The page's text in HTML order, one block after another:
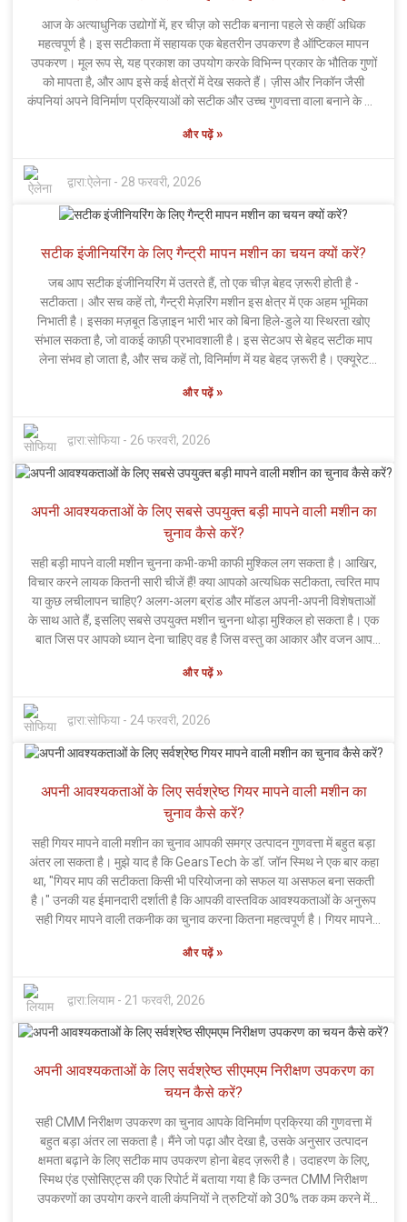
के साथ, उचित रखरखाव की अनदेखी करने से काफी महंगे विलंब या गलतियाँ हो
सकती हैं। इसलिए, वास्तव में, इन उपकरणों की देखभाल करने और उन्हें उत्तम स्थिति
में रखने के महत्व को समझना न केवल एक अच्छी आदत है, बल्कि विनिर्माण प्रक्रिया
में होने वाली उन महंगी गलतियों से बचने के लिए यह अत्यंत आवश्यक है।
आज के अत्याधुनिक उद्योगों में, हर चीज़ को सटीक बनाना पहले से कहीं अधिक
महत्वपूर्ण है। इस सटीकता में सहायक एक बेहतरीन उपकरण है ऑप्टिकल मापन
उपकरण। मूल रूप से, यह प्रकाश का उपयोग करके विभिन्न प्रकार के भौतिक गुणों
को मापता है, और आप इसे कई क्षेत्रों में देख सकते हैं। ज़ीस और निकॉन जैसी
कंपनियां अपने विनिर्माण प्रक्रियाओं को सटीक और उच्च गुणवत्ता वाला बनाने के लिए
करता है कि वस्तुओं के साथ संपर्क करने पर प्रकाश कैसा व्यवहार करता है। और
शायद पूरी तरह से न देख पाए, जैसे कि छोटे-छोटे दोष या खामियां। लेकिन यहाँ एक
पेंच है—यह तकनीक काफी जटिल होने के कारण थोड़ी पेचीदा हो सकती है। इसका
मतलब है कि ऑपरेटरों को उचित प्रशिक्षण की आवश्यकता है, अन्यथा वे परिणामों को
समय एक समान परिणाम प्राप्त करना एक वास्तविक चुनौती हो सकती है, खासकर
जब परिस्थितियां अनुकूल न हों। लेकिन सबसे अच्छी बात यह है कि ऑप्टिकल मापन
उपकरण केवल डेटा एकत्र करने तक ही सीमित नहीं है। यह तकनीक कई उद्योगों को
आकार देती है—जैसे कि एयरोस्पेस, ऑटोमोटिव और अन्य। हालांकि यह तकनीक
बेहद शानदार है, फिर भी यह याद रखना महत्वपूर्ण है कि यह सिर्फ एक उपकरण है।
मानवीय निगरानी के बिना इस पर अत्यधिक निर्भरता हमें गुमराह कर सकती है।
इसलिए, हालांकि यह उपकरण निश्चित रूप से क्रांतिकारी है, लेकिन इसकी क्षमताओं
और सीमाओं को समझना—तकनीक और मानवीय विवेक के बीच सही संतुलन बनाए
और पढ़ें»
द्वारा:ऐलेना - 28 फरवरी, 2026
सटीक इंजीनियरिंग के लिए गैन्ट्री मापन मशीन का चयन क्यों करें?
जब आप सटीक इंजीनियरिंग में उतरते हैं, तो एक चीज़ बेहद ज़रूरी होती है -
सटीकता। और सच कहें तो, गैन्ट्री मेज़रिंग मशीन इस क्षेत्र में एक अहम भूमिका
निभाती है। इसका मज़बूत डिज़ाइन भारी भार को बिना हिले-डुले या स्थिरता खोए
संभाल सकता है, जो वाकई काफ़ी प्रभावशाली है। इस सेटअप से बेहद सटीक माप
लेना संभव हो जाता है, और सच कहें तो, विनिर्माण में यह बेहद ज़रूरी है। एक्यूरेट
ज़्यादा निर्भर करती हैं। ये मशीनें सिर्फ़ परीक्षण ही नहीं करतीं, बल्कि हर छोटी से छोटी
रहती है। फिर भी, यह सोचना आसान है कि मशीनें ही सब कुछ कर लेती हैं - लेकिन
ऐसा नहीं है। ऑपरेटरों को सतर्क रहना चाहिए, सवाल पूछने चाहिए और परिणामों पर
नज़र रखनी चाहिए। गैन्ट्री मेज़रिंग मशीन लगवाने से आपके विनिर्माण कार्य में काफ़ी
इसके दीर्घकालिक लाभ इसे सार्थक बनाते हैं। अंततः, सटीकता में महारत हासिल
करना केवल उन्नत तकनीक होने के बारे में नहीं है - यह उसे मानवीय अंतर्दृष्टि के साथ
यही उत्तम संतुलन वास्तव में इंजीनियरिंग में हर चीज को सुचारू रूप से चलाने में
सहायक होता है।
और पढ़ें»
द्वारा:सोफिया - 26 फरवरी, 2026
अपनी आवश्यकताओं के लिए सबसे उपयुक्त बड़ी मापने वाली मशीन का
चुनाव कैसे करें?
सही बड़ी मापने वाली मशीन चुनना कभी-कभी काफी मुश्किल लग सकता है। आखिर,
विचार करने लायक कितनी सारी चीजें हैं! क्या आपको अत्यधिक सटीकता, त्वरित माप
या कुछ लचीलापन चाहिए? अलग-अलग ब्रांड और मॉडल अपनी-अपनी विशेषताओं
के साथ आते हैं, इसलिए सबसे उपयुक्त मशीन चुनना थोड़ा मुश्किल हो सकता है। एक
बात जिस पर आपको ध्यान देना चाहिए वह है जिस वस्तु का आकार और वजन आप
मशीनें सभी के लिए एक जैसी नहीं होतीं। कुछ मशीनें छोटे से मध्यम आकार के भागों के
संभालने के लिए बनाई जाती हैं। और हां, सॉफ्टवेयर को भी देखना न भूलें। क्या यह
उपयोग में आसान है? क्या यह आपके मौजूदा सिस्टम के साथ आसानी से जुड़ जाएगा?
याद रखें, एक अच्छी बड़ी मापने वाली मशीन आपके काम को आसान और तेज बनाएगी -
ध्यान से विचार करें। अभी सोच-समझकर निर्णय लेने से बाद में पछतावा कम होगा।
जल्दबाजी करने से बेहतर है सावधानी बरतना, है ना?
और पढ़ें»
द्वारा:सोफिया - 24 फरवरी, 2026
अपनी आवश्यकताओं के लिए सर्वश्रेष्ठ गियर मापने वाली मशीन का
चुनाव कैसे करें?
सही गियर मापने वाली मशीन का चुनाव आपकी समग्र उत्पादन गुणवत्ता में बहुत बड़ा
अंतर ला सकता है। मुझे याद है कि GearsTech के डॉ. जॉन स्मिथ ने एक बार कहा
था, "गियर माप की सटीकता किसी भी परियोजना को सफल या असफल बना सकती
है।" उनकी यह ईमानदारी दर्शाती है कि आपकी वास्तविक आवश्यकताओं के अनुरूप
सही गियर मापने वाली तकनीक का चुनाव करना कितना महत्वपूर्ण है। गियर मापने
सटीकता, बहुमुखी प्रतिभा और उपयोग में आसानी। कुछ मशीनें अत्यधिक सटीक
हैं। इंजीनियर अक्सर जटिल इंटरफेस से जूझते हैं जो वास्तविक माप में बाधा उत्पन्न
करते हैं। इसके अलावा, उन गियरों के आकार और प्रकार के बारे में भी सोचें जिन पर
आप काम करेंगे - सभी मशीनें हर काम के लिए उपयुक्त नहीं होती हैं। अपने अनुभवों के
कुछ समझौता करना होता है। बेशक, कुछ विशेषताएं पहली नजर में आवश्यक लगती
हैं, लेकिन वे कभी-कभी अनावश्यक जटिलता पैदा कर सकती हैं। एक अच्छी गियर
काम को मुश्किल न बनाए। यह आपकी आवश्यकताओं को पूरा करे, न तो ऑपरेटर पर
बोझ डाले और न ही प्रक्रिया को अनावश्यक रूप से जटिल बनाए।
और पढ़ें»
द्वारा:लियाम - 21 फरवरी, 2026
अपनी आवश्यकताओं के लिए सर्वश्रेष्ठ सीएमएम निरीक्षण उपकरण का
चयन कैसे करें?
सही CMM निरीक्षण उपकरण का चुनाव आपके विनिर्माण प्रक्रिया की गुणवत्ता में
बहुत बड़ा अंतर ला सकता है। मैंने जो पढ़ा और देखा है, उसके अनुसार उत्पादन
क्षमता बढ़ाने के लिए सटीक माप उपकरण होना बेहद ज़रूरी है। उदाहरण के लिए,
स्मिथ एंड एसोसिएट्स की एक रिपोर्ट में बताया गया है कि उन्नत CMM निरीक्षण
उपकरणों का उपयोग करने वाली कंपनियों ने त्रुटियों को 30% तक कम करने में